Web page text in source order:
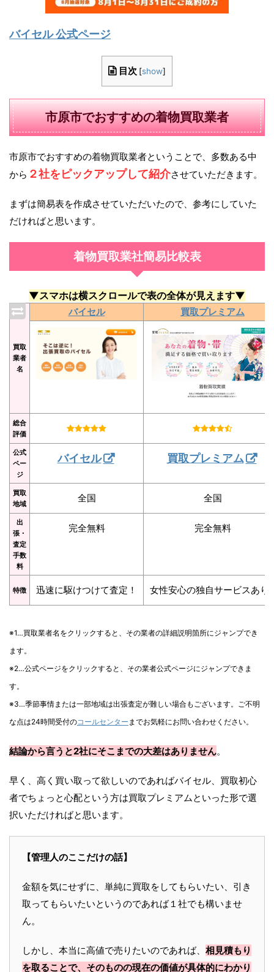
バイセル 公式ページ
目次 [show]
市原市でおすすめの着物買取業者
市原市でおすすめの着物買取業者ということで、多数ある中
から ２社をピックアップして紹介させていただきます。
まずは簡易表を作成させていただいたので、参考にしていた
だければと思います。
着物買取業社簡易比較表
▼スマホは横スクロールで表の全体が見えます▼
買取
業者
名
バイセル 買取プレミアム
総合
評価
公式
ペー
ジ
バイセル 買取プレミアム
買取
地域
全国 全国
出
張・
査定
手数
料
完全無料 完全無料
特徴 迅速に駆けつけて査定！ 女性安心の独自サービスあり
※1…買取業者名をクリックすると、その業者の詳細説明箇所にジャンプでき
ます。
※2…公式ページをクリックすると、その業者公式ページにジャンプできま
す。
※3…季節事情または一部地域は出張査定が難しい場合もございます。ご不明
な点は24時間受付のコールセンター までお気軽にお問い合わせください。
結論から言うと2社にそこまでの大差はありません。
早く、高く買い取って欲しいのであればバイセル、買取初心
者でちょっと心配という方は買取プレミアムといった形で選
択いただければと思います。
【管理人のここだけの話】
金額を気にせずに、単純に買取をしてもらいたい、引き
取ってもらいたいというのであれば１社でも構いませ
ん。
しかし、本当に高値で売りたいのであれば、 相見積もり
を取ることで、そのものの現在の価値が具体的にわかり